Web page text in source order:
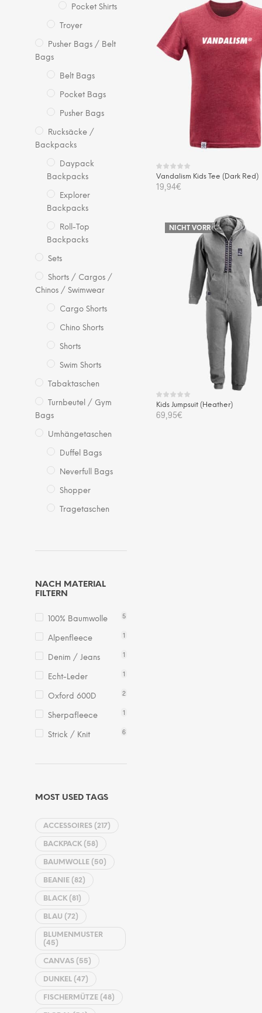
Pocket Shirts
Troyer
Pusher Bags / Belt
Bags
Belt Bags
Pocket Bags
Pusher Bags
Rucksäcke /
Backpacks
Daypack
Backpacks
Explorer
Backpacks
Roll-Top
Backpacks
Sets
Shorts / Cargos /
Chinos / Swimwear
Cargo Shorts
Chino Shorts
Shorts
Swim Shorts
Tabaktaschen
Turnbeutel / Gym
Bags
Umhängetaschen
Duffel Bags
Neverfull Bags
Shopper
Tragetaschen
NACH MATERIAL
FILTERN
100% Baumwolle 5
Alpenfleece 1
Denim / Jeans 1
Echt-Leder 1
Oxford 600D 2
Sherpafleece 1
Strick / Knit 6
MOST USED TAGS
ACCESSOIRES (217)
BACKPACK(58)
BAUMWOLLE (50)
BEANIE (82)
BLACK(81)
BLAU (72)
BLUMENMUSTER
(45)
CANVAS (55)
DUNKEL (47)
FISCHERMÜTZE (48)
auf.
Die
auf
der
Vandalism Kids Tee (Dark Red)
19,94€
auf.
Die
auf
der
NICHT VORRÄTIG
Kids Jumpsuit (Heather)
69,95€